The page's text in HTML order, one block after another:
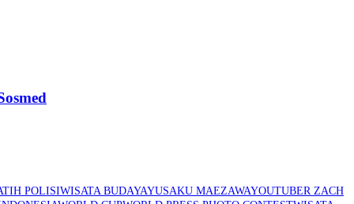
POLISIWISATA BUDAYAYUSAKU MAEZAWAYOUTUBER ZACH